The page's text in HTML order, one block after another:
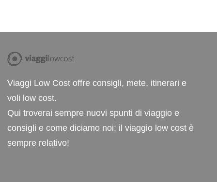
Viaggi Low Cost offre consigli, mete, itinerari e
voli low cost.
Qui troverai sempre nuovi spunti di viaggio e
consigli e come diciamo noi: il viaggio low cost è
sempre relativo!